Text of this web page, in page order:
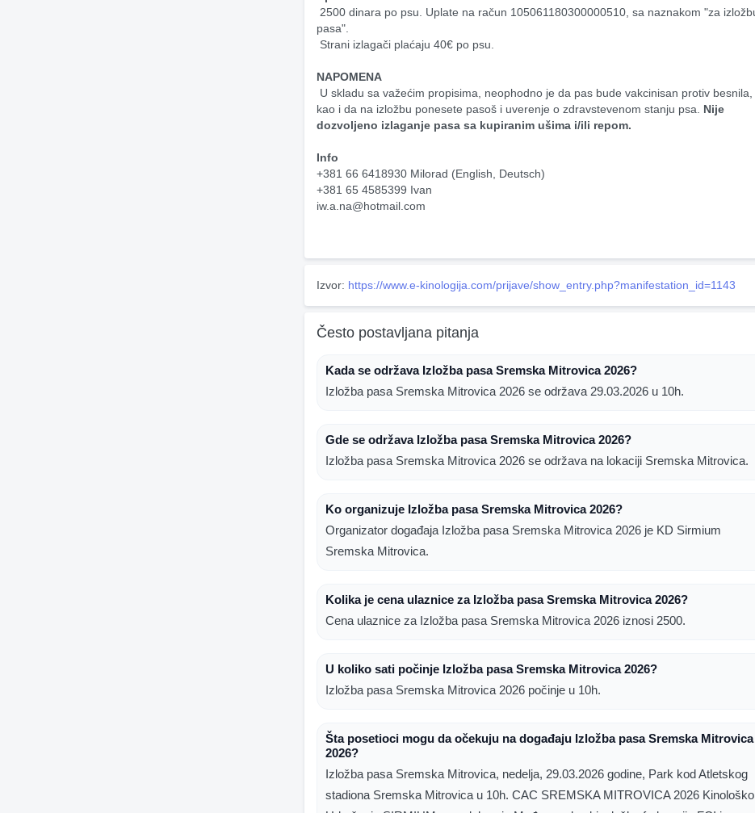
pasa".
Strani izlagači plaćaju 40€ po psu.
NAPOMENA
kao i da na izložbu ponesete pasoš i uverenje o zdravstevenom stanju psa. Nije
dozvoljeno izlaganje pasa sa kupiranim ušima i/ili repom.
Info
+381 66 6418930 Milorad (English, Deutsch)
+381 65 4585399 Ivan
iw.a.na@hotmail.com
Izvor: https://www.e-kinologija.com/prijave/show_entry.php?manifestation_id=1143
Često postavljana pitanja
Kada se održava Izložba pasa Sremska Mitrovica 2026?
Izložba pasa Sremska Mitrovica 2026 se održava 29.03.2026 u 10h.
Gde se održava Izložba pasa Sremska Mitrovica 2026?
Izložba pasa Sremska Mitrovica 2026 se održava na lokaciji Sremska Mitrovica.
Ko organizuje Izložba pasa Sremska Mitrovica 2026?
Organizator događaja Izložba pasa Sremska Mitrovica 2026 je KD Sirmium
Sremska Mitrovica.
Kolika je cena ulaznice za Izložba pasa Sremska Mitrovica 2026?
Cena ulaznice za Izložba pasa Sremska Mitrovica 2026 iznosi 2500.
U koliko sati počinje Izložba pasa Sremska Mitrovica 2026?
Izložba pasa Sremska Mitrovica 2026 počinje u 10h.
Šta posetioci mogu da očekuju na događaju Izložba pasa Sremska Mitrovica
2026?
Izložba pasa Sremska Mitrovica, nedelja, 29.03.2026 godine, Park kod Atletskog
stadiona Sremska Mitrovica u 10h. CAC SREMSKA MITROVICA 2026 Kinološko